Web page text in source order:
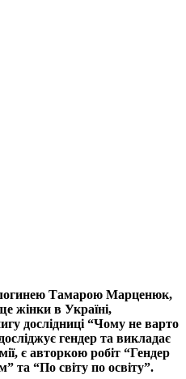
Тамарою Марценюк,
жінки в Україні,
дослідниці “Чому не варто
гендер та викладає
є авторкою робіт “Гендер
та “По світу по освіту”.